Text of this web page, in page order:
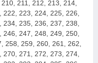
211, 212, 213, 214,
223, 224, 225, 226,
235, 236, 237, 238,
247, 248, 249, 250,
258, 259, 260, 261, 262,
271, 272, 273, 274,